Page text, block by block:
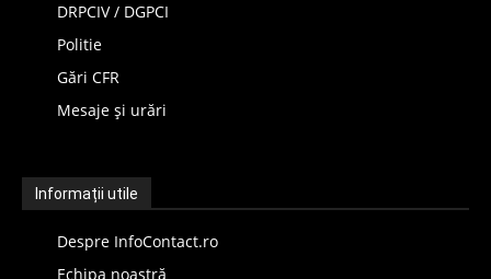
DRPCIV / DGPCI
Politie
Gări CFR
Mesaje și urări
Informații utile
Despre InfoContact.ro
Echipa noastră